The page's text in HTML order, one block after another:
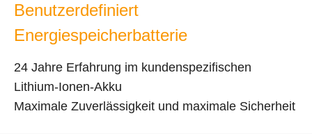
Benutzerdefiniert
Energiespeicherbatterie
24 Jahre Erfahrung im kundenspezifischen
Lithium-Ionen-Akku
Maximale Zuverlässigkeit und maximale Sicherheit